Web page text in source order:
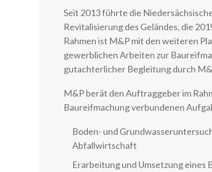
Seit 2013 führte die
Revitalisierung des Geländes, die
Rahmen ist M&P mit den weiteren
gewerblichen Arbeiten zur
gutachterlicher Begleitung durch
M&P berät den Auftraggeber im
Baureifmachung verbundenen
Boden- und
Abfallwirtschaft
Erarbeitung und Umsetzung